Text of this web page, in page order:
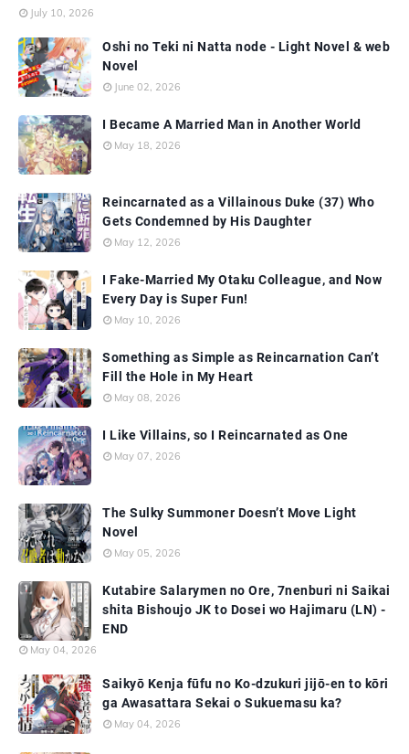
July 10, 2026
Oshi no Teki ni Natta node - Light Novel & web
Novel
June 02, 2026
I Became A Married Man in Another World
May 18, 2026
Reincarnated as a Villainous Duke (37) Who
Gets Condemned by His Daughter
May 12, 2026
I Fake-Married My Otaku Colleague, and Now
Every Day is Super Fun!
May 10, 2026
Something as Simple as Reincarnation Can’t
Fill the Hole in My Heart
May 08, 2026
I Like Villains, so I Reincarnated as One
May 07, 2026
The Sulky Summoner Doesn’t Move Light
Novel
May 05, 2026
Kutabire Salarymen no Ore, 7nenburi ni Saikai
shita Bishoujo JK to Dosei wo Hajimaru (LN) -
END
May 04, 2026
Saikyō Kenja fūfu no Ko-dzukuri jijō-en to kōri
ga Awasattara Sekai o Sukuemasu ka?
May 04, 2026